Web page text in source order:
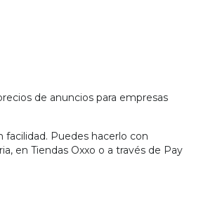
de anuncios para empresas
facilidad. Puedes hacerlo con
en Tiendas Oxxo o a través de Pay